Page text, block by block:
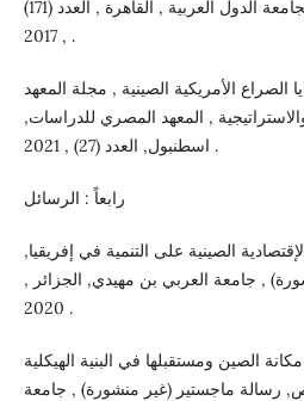
شؤون عربية , الأمانة العامة لجامعة الدول العربية , القاهرة , العدد (171)
, 2017 .
الأمريكية الصينية , مجلة المعهد
, المعهد المصري للدراسات,
اسطنبول, العدد (27) , 2021 .
رابعاً : الرسائل
الصينية على التنمية في إفريقيا,
, جامعة العربي بن مهيدي, الجزائر ,
2020 .
الصين ومستقبلها في البنية الهيكلية
رسالة ماجستير (غير منشورة) , جامعة